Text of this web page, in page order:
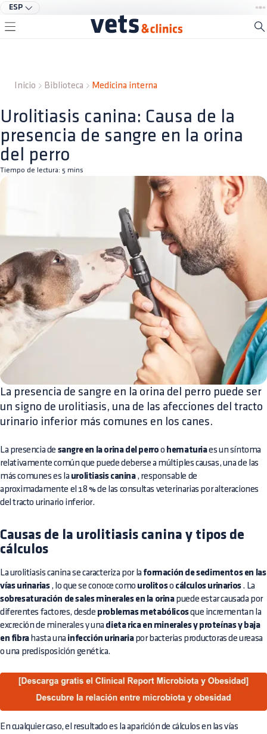
ESP
Inicio Biblioteca Medicina interna
Urolitiasis canina: Causa de la
presencia de sangre en la orina
del perro
Tiempo de lectura: 5 mins
La presencia de sangre en la orina del perro puede ser
un signo de urolitiasis, una de las afecciones del tracto
urinario inferior más comunes en los canes.
La presencia de sangre en la orina del perro o hematuriaes un síntoma
relativamente común que puede deberse a múltiples causas, una de las
más comunes es la urolitiasis canina, responsable de
aproximadamente el 18 % de las consultas veterinarias por alteraciones
del tracto urinario inferior.
Causas de la urolitiasis canina y tipos de
cálculos
La urolitiasis canina se caracteriza por la formación de sedimentos en las
vías urinarias, lo que se conoce como urolitoso cálculos urinarios. La
sobresaturación de sales minerales en la orinapuede estar causada por
diferentes factores, desde problemas metabólicosque incrementan la
excreción de minerales y una dieta rica en minerales y proteínas y baja
en fibrahasta una infección urinariapor bacterias productoras de ureasa
o una predisposición genética.
En cualquier caso, el resultado es la aparición de cálculos en las vías